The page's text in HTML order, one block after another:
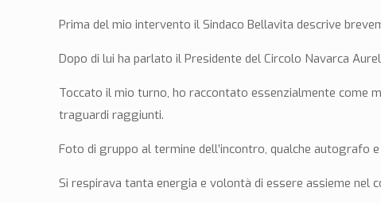
Prima del mio intervento il Sindaco Bellavita descrive
Dopo di lui ha parlato il Presidente del Circolo Navarca
Toccato il mio turno, ho raccontato essenzialmente come
traguardi raggiunti.
Foto di gruppo al termine dell’incontro, qualche autografo
Si respirava tanta energia e volontà di essere assieme nel